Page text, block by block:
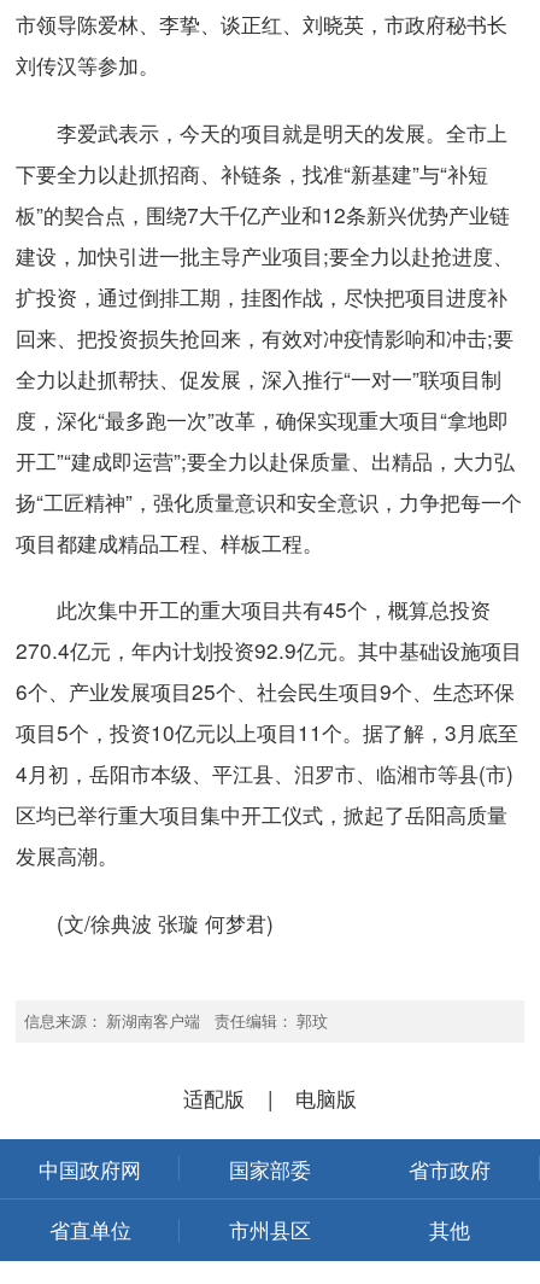
市领导陈爱林、李挚、谈正红、刘晓英，市政府秘书长
刘传汉等参加。
李爱武表示，今天的项目就是明天的发展。全市上
下要全力以赴抓招商、补链条，找准“新基建”与“补短
板”的契合点，围绕7大千亿产业和12条新兴优势产业链
建设，加快引进一批主导产业项目;要全力以赴抢进度、
扩投资，通过倒排工期，挂图作战，尽快把项目进度补
回来、把投资损失抢回来，有效对冲疫情影响和冲击;要
全力以赴抓帮扶、促发展，深入推行“一对一”联项目制
度，深化“最多跑一次”改革，确保实现重大项目“拿地即
开工”“建成即运营”;要全力以赴保质量、出精品，大力弘
扬“工匠精神”，强化质量意识和安全意识，力争把每一个
项目都建成精品工程、样板工程。
此次集中开工的重大项目共有45个，概算总投资
270.4亿元，年内计划投资92.9亿元。其中基础设施项目
6个、产业发展项目25个、社会民生项目9个、生态环保
项目5个，投资10亿元以上项目11个。据了解，3月底至
4月初，岳阳市本级、平江县、汨罗市、临湘市等县(市)
区均已举行重大项目集中开工仪式，掀起了岳阳高质量
发展高潮。
(文/徐典波 张璇 何梦君)
信息来源： 新湖南客户端 责任编辑： 郭玟
适配版 | 电脑版
中国政府网 国家部委 省市政府
省直单位 市州县区 其他